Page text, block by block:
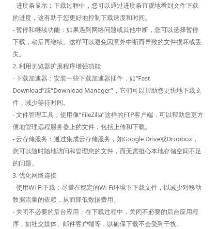
- 进度条显示：下载过程中，您可以通过进度条直观地看到文件下载
的进度，这有助于您更好地控制下载速度和时间。
- 暂停和继续功能：如果遇到网络问题或其他中断，您可以选择暂停
下载，稍后再继续。这样可以避免因意外中断而导致的文件损坏或丢
失。
2. 利用浏览器扩展程序增强功能
- 下载加速器：安装一些下载加速器插件，如“Fast
Download”或“Download Manager”，它们可以帮助您更快地下载文
件，减少等待时间。
- 文件管理工具：使用像“FileZilla”这样的FTP客户端，可以帮助您更方
便地管理远程服务器上的文件，包括上传和下载。
- 云存储服务：通过集成云存储服务，如Google Drive或Dropbox，
您可以随时随地访问和管理您的文件，而无需担心本地存储空间不足
的问题。
3. 优化网络连接
- 使用Wi-Fi下载：尽量在稳定的Wi-Fi环境下下载文件，以减少对移动
数据流量的依赖，从而降低数据费用。
- 关闭不必要的后台应用：在下载过程中，关闭不必要的后台应用程
序，如社交媒体、邮件客户端等，以确保下载不会受到干扰。